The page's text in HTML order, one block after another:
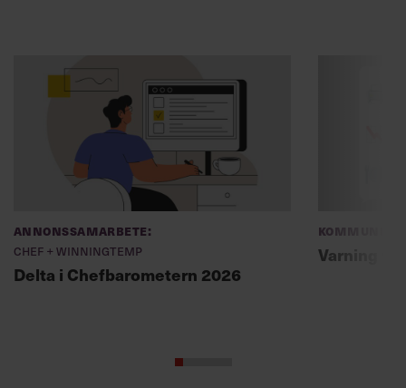
Annonssamarbete:
Chef + Winningtemp
Delta i Chefbarometern 2026
Varning